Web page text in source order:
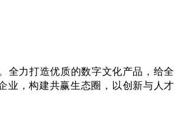
全力打造优质的数字文化产品，给全
业，构建共赢生态圈，以创新与人才